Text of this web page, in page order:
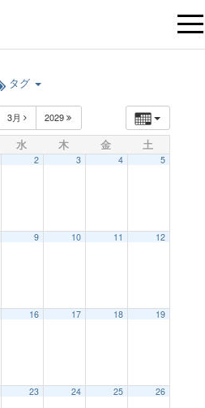
t
タグ
3月 2029
水 木 金 土
2 3 4 5
9 10 11 12
16 17 18 19
23 24 25 26